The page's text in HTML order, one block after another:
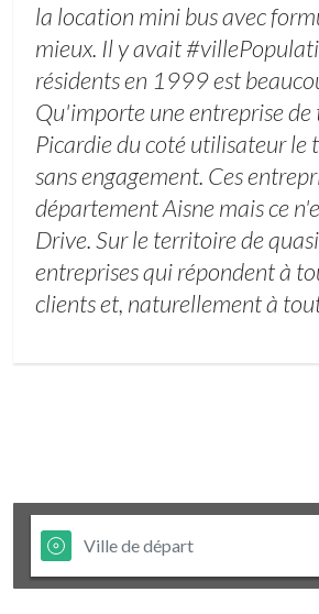
la location mini bus avec
mieux. Il y avait
résidents en 1999 est
Qu'importe une entreprise
Picardie du coté utilisateur
sans engagement. Ces
département Aisne mais ce
Drive. Sur le territoire de
entreprises qui répondent à
clients et, naturellement à